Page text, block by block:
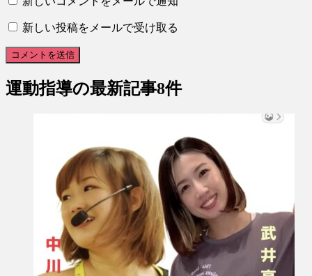
新しい投稿をメールで受け取る
運動指導の最新記事8件